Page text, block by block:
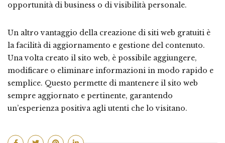
opportunità di business o di visibilità personale.
Un altro vantaggio della creazione di siti web gratuiti è
la facilità di aggiornamento e gestione del contenuto.
Una volta creato il sito web, è possibile aggiungere,
modificare o eliminare informazioni in modo rapido e
semplice. Questo permette di mantenere il sito web
sempre aggiornato e pertinente, garantendo
un’esperienza positiva agli utenti che lo visitano.